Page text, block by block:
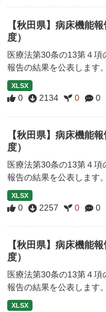
【秋田県】病床機能
度）
医療法第30条の13第４
報告の結果を公表します。
XLSX
0 2134 0 0
【秋田県】病床機能
度）
医療法第30条の13第４
報告の結果を公表します。
XLSX
0 2257 0 0
【秋田県】病床機能
度）
医療法第30条の13第４
報告の結果を公表します。
XLSX